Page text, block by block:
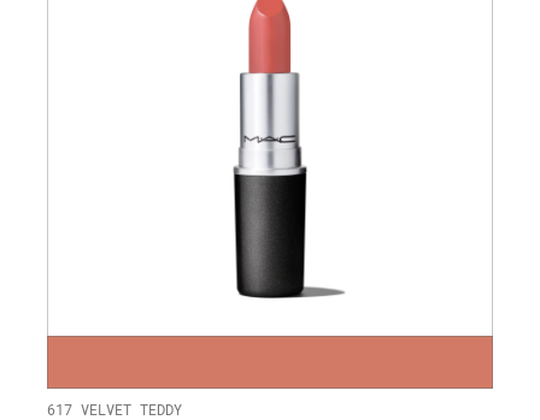
617 VELVET TEDDY